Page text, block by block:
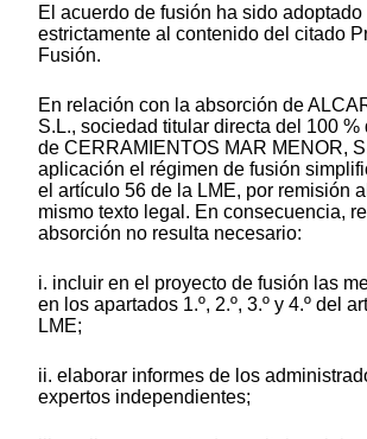
El acuerdo de fusión ha sido
estrictamente al contenido del citado
Fusión.
En relación con la absorción de
S.L., sociedad titular directa del 100 %
de CERRAMIENTOS MAR MENOR,
aplicación el régimen de fusión
el artículo 56 de la LME, por remisión
mismo texto legal. En consecuencia,
absorción no resulta necesario:
i. incluir en el proyecto de fusión las
en los apartados 1.º, 2.º, 3.º y 4.º del
LME;
ii. elaborar informes de los
expertos independientes;